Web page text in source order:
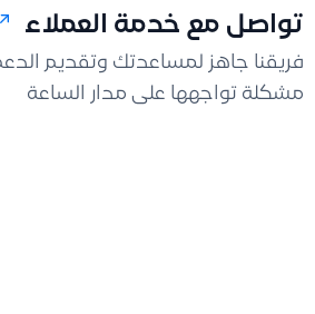
تواصل مع خدمة العملاء
فريقنا جاهز لمساعدتك وتقديم
مشكلة تواجهها على مدار الساعة